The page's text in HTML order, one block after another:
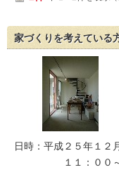
家づくりを考えている
日時：平成２５年１２
１１：００～１